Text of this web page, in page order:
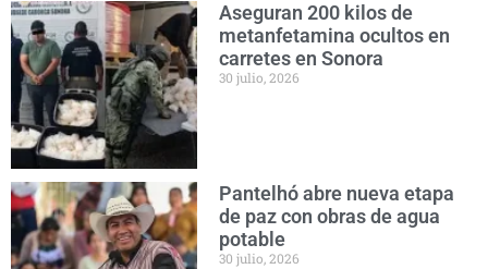
Aseguran 200 kilos de
metanfetamina ocultos en
carretes en Sonora
30 julio, 2026
Pantelhó abre nueva etapa
de paz con obras de agua
potable
30 julio, 2026